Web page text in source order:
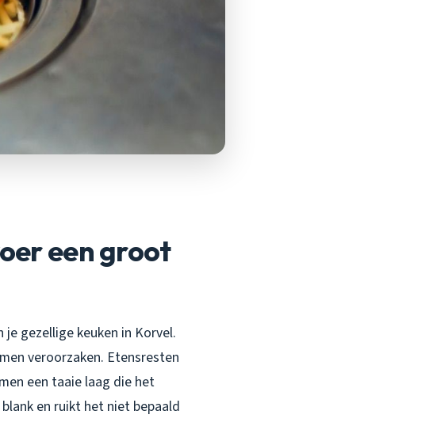
een groot
gezellige keuken in Korvel.
veroorzaken. Etensresten
een taaie laag die het
en ruikt het niet bepaald